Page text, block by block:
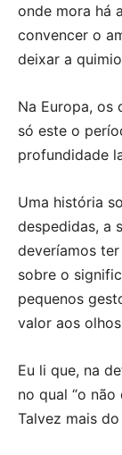
onde mora há
convencer o
deixar a
Na Europa, os
só este o
profundidade
Uma história
despedidas, a
deveríamos
sobre o
pequenos
valor aos
Eu li que, na
no qual “o
Talvez mais